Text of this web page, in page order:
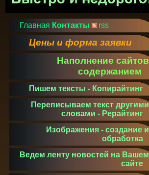
Главная Контакты rss
Цены и форма заявки
Наполнение сайтов
содержанием
Пишем тексты - Копирайтинг
Переписываем текст другими
словами - Рерайтинг
Изображения - создание и
обработка
Ведем ленту новостей на Вашем
сайте